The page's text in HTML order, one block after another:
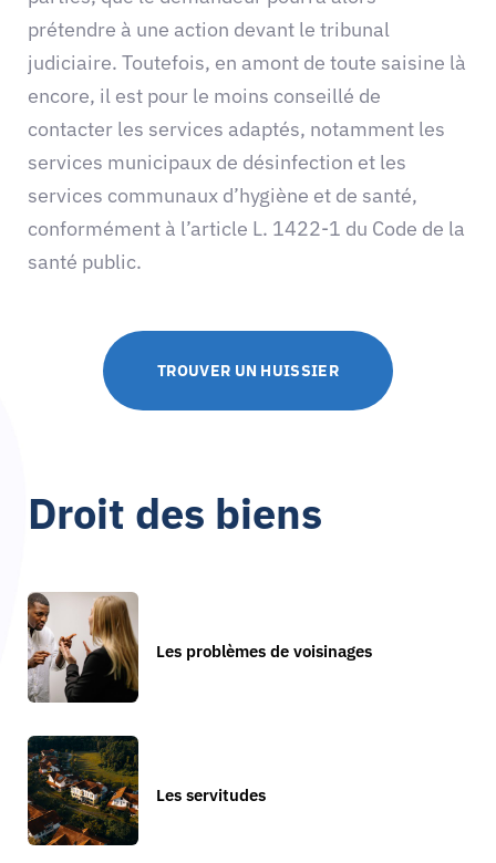
prétendre à une action devant le tribunal
judiciaire. Toutefois, en amont de toute saisine là
encore, il est pour le moins conseillé de
contacter les services adaptés, notamment les
services municipaux de désinfection et les
services communaux d’hygiène et de santé,
conformément à l’article L. 1422-1 du Code de la
santé public.
TROUVER UN HUISSIER
Droit des biens
Les problèmes de voisinages
Les servitudes